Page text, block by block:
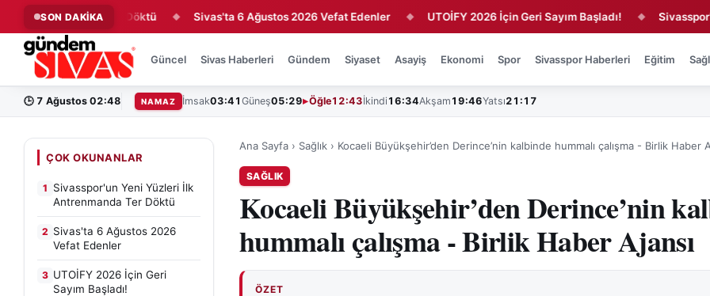
SON DAKİKA
Ter Döktü ◆ Sivas'ta 6 Ağustos 2026 Vefat Edenler ◆ UTOİFY 2026 İçin Geri Sayım Başladı! ◆ Sivasspor'da 4
Güncel Sivas Haberleri Gündem Siyaset Asayiş Ekonomi Spor Sivasspor Haberleri Eğitim
🕒 7 Ağustos 02:48 NAMAZ İmsak03:41 Güneş05:29 Öğle12:43İkindi 16:34Akşam 19:46Yatsı21:17
ÇOK OKUNANLAR
1 Sivasspor'un Yeni Yüzleri İlk
Antrenmanda Ter Döktü
2 Sivas'ta 6 Ağustos 2026
Vefat Edenler
3 UTOİFY 2026 İçin Geri
Sayım Başladı!
Ana Sayfa › Sağlık › Kocaeli Büyükşehir’den Derince’nin kalbinde hummalı çalışma - Birlik Haber
SAĞLIK
Kocaeli Büyükşehir’den Derince’nin
hummalı çalışma - Birlik Haber Ajansı
ÖZET